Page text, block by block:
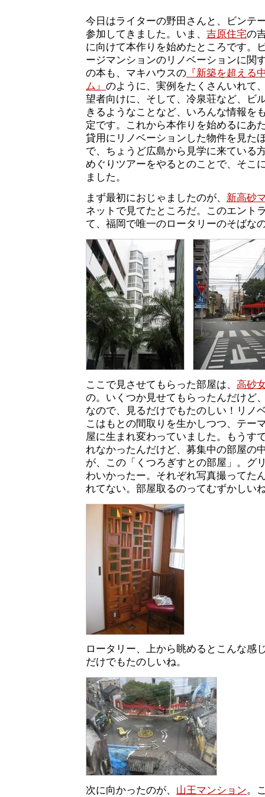
今日はライターの野田さんと、ビンテ
参加してきました。いま、 吉原住宅の
に向けて本作りを始めたところです。
ージマンションのリノベーションに関
の本も、マキハウスの 『新築を超える
ム』 のように、実例をたくさんいれて
望者向けに、そして、冷泉荘など、ビ
きるようなことなど、いろんな情報を
定です。これから本作りを始めるにあ
貸用にリノベーションした物件を見た
で、ちょうど広島から見学に来ている
めぐりツアーをやるとのことで、そこ
ました。
まず最初におじゃましたのが、 新高砂
ネットで見てたところだ。このエント
て、福岡で唯一のロータリーのそばな
ここで見させてもらった部屋は、 高砂
の。いくつか見せてもらったんだけど
なので、見るだけでもたのしい！リノ
こはもとの間取りを生かしつつ、テー
屋に生まれ変わっていました。もうす
れなかったんだけど、募集中の部屋の
が、この「くつろぎすとの部屋」。グ
わいかったー。それぞれ写真撮ってた
れてない。部屋取るのってむずかしい
ロータリー、上から眺めるとこんな感
だけでもたのしいね。
次に向かったのが、 山王マンション。